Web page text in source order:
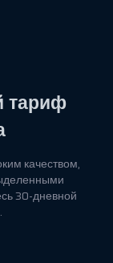
тариф
качеством,
30-дневной